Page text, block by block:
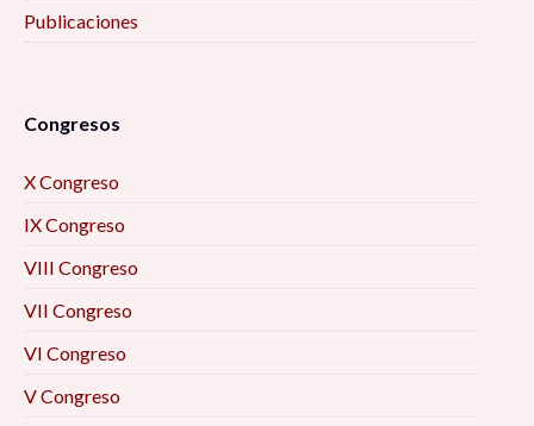
Publicaciones
Congresos
X Congreso
IX Congreso
VIII Congreso
VII Congreso
VI Congreso
V Congreso